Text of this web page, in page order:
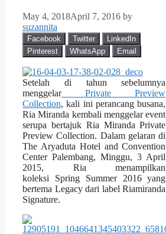
May 4, 2018April 7, 2016 by
suzannita
Facebook Twitter
LinkedIn
Pinterest
WhatsApp Email
Setelah di tahun sebelumnya
menggelarPrivate Preview
Collection, kali ini perancang busana,
Ria Miranda kembali menggelar event
serupa bertajuk Ria Miranda Private
Preview Collection. Dalam gelaran di
The Aryaduta Hotel and Convention
Center Palembang, Minggu, 3 April
2015, Ria menampilkan
koleksi Spring Summer 2016 yang
bertema Legacy dari label Riamiranda
Signature.